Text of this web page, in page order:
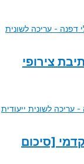
צירופי
[סיכום